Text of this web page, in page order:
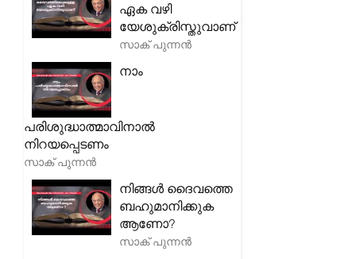
ഏക വഴി
യേശുക്രിസ്തുവാണ്
സാക് പുന്നൻ
നാം
പരിശുദ്ധാത്മാവിനാൽ
നിറയപ്പെടണം
സാക് പുന്നൻ
നിങ്ങൾ ദൈവത്തെ
ബഹുമാനിക്കുക
ആണോ?
സാക് പുന്നൻ